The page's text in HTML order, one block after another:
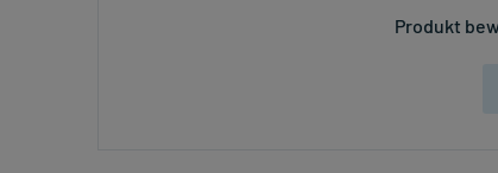
Produkt